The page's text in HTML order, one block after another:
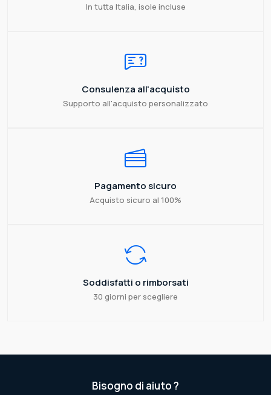
In tutta Italia, isole incluse
Consulenza all'acquisto
Supporto all'acquisto personalizzato
Pagamento sicuro
Acquisto sicuro al 100%
Soddisfatti o rimborsati
30 giorni per scegliere
Bisogno di aiuto ?